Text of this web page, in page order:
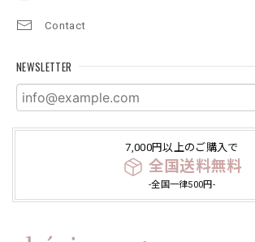
Contact
NEWSLETTER
7,000円以上のご購入で
全国送料無料
-全国一律500円-